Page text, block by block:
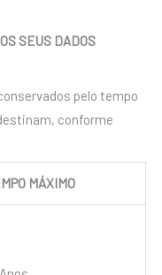
SEUS DADOS
pelo tempo
conforme
MÁXIMO